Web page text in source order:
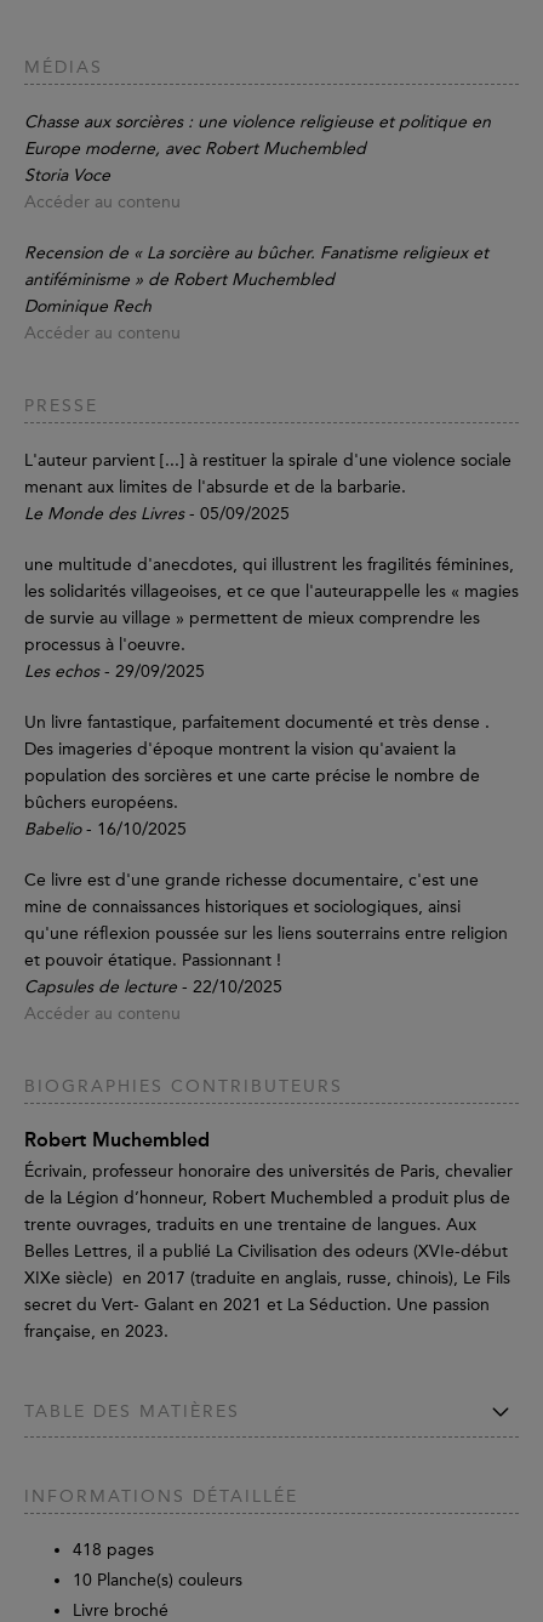
MÉDIAS
Chasse aux sorcières : une violence religieuse et politique en
Europe moderne, avec Robert Muchembled
Storia Voce
Accéder au contenu
Recension de « La sorcière au bûcher. Fanatisme religieux et
antiféminisme » de Robert Muchembled
Dominique Rech
Accéder au contenu
PRESSE
L'auteur parvient [...] à restituer la spirale d'une violence sociale
menant aux limites de l'absurde et de la barbarie.
Le Monde des Livres- 05/09/2025
une multitude d'anecdotes, qui illustrent les fragilités féminines,
les solidarités villageoises, et ce que l'auteurappelle les « magies
de survie au village » permettent de mieux comprendre les
processus à l'oeuvre.
Les echos- 29/09/2025
Un livre fantastique, parfaitement documenté et très dense .
Des imageries d'époque montrent la vision qu'avaient la
population des sorcières et une carte précise le nombre de
bûchers européens.
Babelio- 16/10/2025
Ce livre est d'une grande richesse documentaire, c'est une
mine de connaissances historiques et sociologiques, ainsi
qu'une réflexion poussée sur les liens souterrains entre religion
et pouvoir étatique. Passionnant !
Capsules de lecture - 22/10/2025
Accéder au contenu
BIOGRAPHIES CONTRIBUTEURS
Robert Muchembled
Écrivain, professeur honoraire des universités de Paris, chevalier
de la Légion d’honneur, Robert Muchembled a produit plus de
trente ouvrages, traduits en une trentaine de langues. Aux
Belles Lettres, il a publié La Civilisation des odeurs (XVIe-début
XIXe siècle) en 2017 (traduite en anglais, russe, chinois), Le Fils
secret du Vert- Galant en 2021 et La Séduction. Une passion
française, en 2023.
TABLE DES MATIÈRES
INFORMATIONS DÉTAILLÉE
418 pages
10 Planche(s) couleurs
Livre broché